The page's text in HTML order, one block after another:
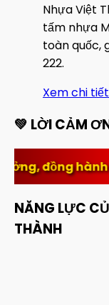
Nhựa Việt
tấm nhựa
toàn quốc,
222.
Xem chi tiết
💚 LỜI CẢM
chúng
NĂNG LỰC
THÀNH